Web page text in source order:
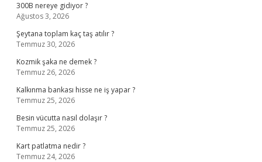
300B nereye gidiyor ?
Ağustos 3, 2026
Şeytana toplam kaç taş atılır ?
Temmuz 30, 2026
Kozmik şaka ne demek ?
Temmuz 26, 2026
Kalkınma bankası hisse ne iş yapar ?
Temmuz 25, 2026
Besin vücutta nasıl dolaşır ?
Temmuz 25, 2026
Kart patlatma nedir ?
Temmuz 24, 2026